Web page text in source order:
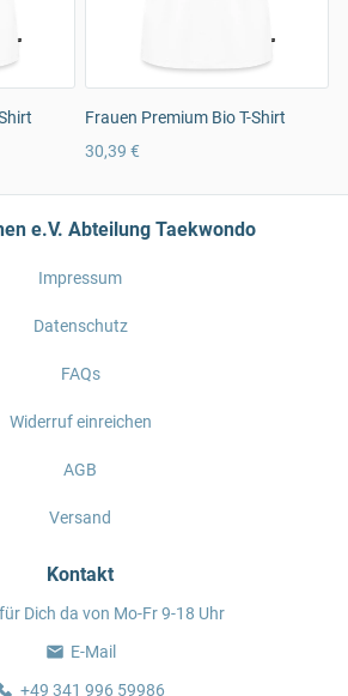
Frauen Premium Bio T-Shirt
30,39 €
e.V. Abteilung Taekwondo
Impressum
Datenschutz
FAQs
Widerruf einreichen
AGB
Versand
Kontakt
Dich da von Mo-Fr 9-18 Uhr
E-Mail
+49 341 996 59986